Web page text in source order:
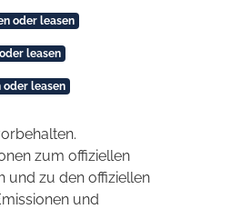
oder leasen
leasen
oder leasen
zum offiziellen
und zu den offiziellen
und